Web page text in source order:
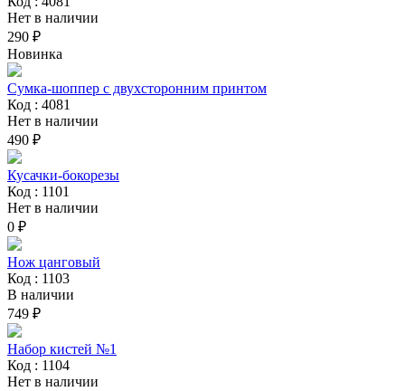
Нет в наличии
290 ₽
Новинка
Сумка-шоппер с двухсторонним принтом
Код : 4081
Нет в наличии
490 ₽
Кусачки-бокорезы
Код : 1101
Нет в наличии
0 ₽
Нож цанговый
Код : 1103
В наличии
749 ₽
Набор кистей №1
Код : 1104
Нет в наличии